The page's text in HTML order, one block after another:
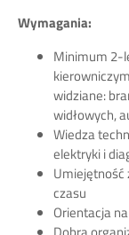
Wymagania:
Minimum 2-
widziane:
widłowych,
Wiedza
elektryki i
Umiejętność
czasu
Orientacja